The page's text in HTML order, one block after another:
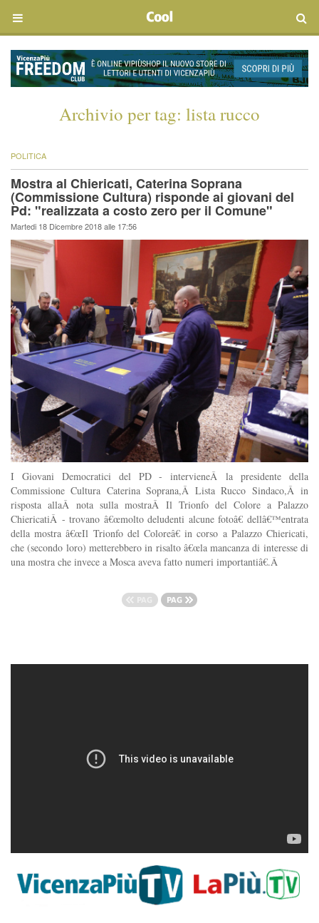
Archivio per tag: lista rucco
POLITICA
Mostra al Chiericati, Caterina Soprana
(Commissione Cultura) risponde ai giovani del
Pd: "realizzata a costo zero per il Comune"
Martedi 18 Dicembre 2018 alle 17:56
I Giovani Democratici del PD - intervieneÂ la presidente della
Commissione Cultura Caterina Soprana,Â Lista Rucco Sindaco,Â in
risposta allaÂ nota sulla mostraÂ Il Trionfo del Colore a Palazzo
ChiericatiÂ - trovano â€œmolto deludenti alcune fotoâ€ dellâ€™entrata
della mostra â€œIl Trionfo del Coloreâ€ in corso a Palazzo Chiericati,
che (secondo loro) metterebbero in risalto â€œla mancanza di interesse di
una mostra che invece a Mosca aveva fatto numeri importantiâ€.Â